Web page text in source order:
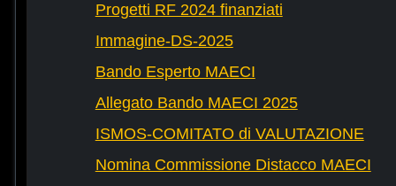
Progetti RF 2024 finanziati
Immagine-DS-2025
Bando Esperto MAECI
Allegato Bando MAECI 2025
ISMOS-COMITATO di VALUTAZIONE
Nomina Commissione Distacco MAECI